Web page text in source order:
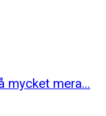
mycket mera...